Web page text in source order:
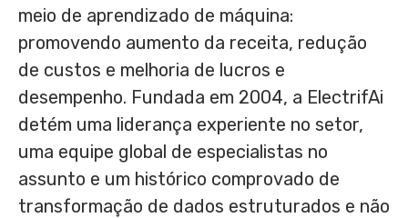
meio de aprendizado de máquina:
promovendo aumento da receita, redução
de custos e melhoria de lucros e
desempenho. Fundada em 2004, a ElectrifAi
detém uma liderança experiente no setor,
uma equipe global de especialistas no
assunto e um histórico comprovado de
transformação de dados estruturados e não